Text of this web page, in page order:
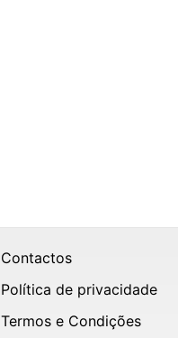
Contactos
Política de privacidade
Termos e Condições